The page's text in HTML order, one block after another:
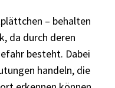
– behalten
da durch deren
besteht. Dabei
handeln, die